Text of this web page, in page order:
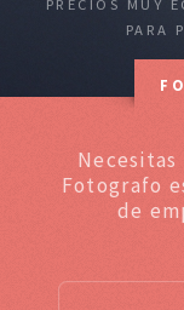
PRECIOS MUY
PARA
Fotografo
de